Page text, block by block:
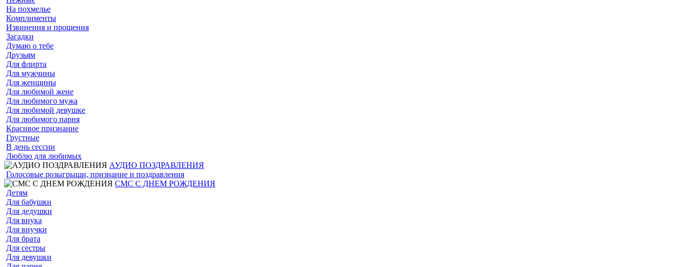
На похмелье
Комплименты
Извинения и прощения
Загадки
Думаю о тебе
Друзьям
Для флирта
Для мужчины
Для женщины
Для любимой жене
Для любимого мужа
Для любимой девушке
Для любимого парня
Красивое признание
Грустные
В день сессии
Люблю для любимых
АУДИО ПОЗДРАВЛЕНИЯ
Голосовые розыгрыши, признание и поздравления
СМС С ДНЕМ РОЖДЕНИЯ
Детям
Для бабушки
Для дедушки
Для внука
Для внучки
Для брата
Для сестры
Для девушки